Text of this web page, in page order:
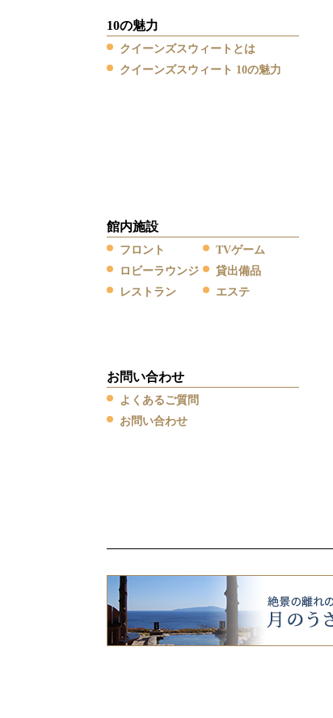
10の魅力
クイーンズスウィートとは
クイーンズスウィート 10の魅力
館内施設
フロント
ロビーラウンジ
レストラン
TVゲーム
貸出備品
エステ
お問い合わせ
よくあるご質問
お問い合わせ